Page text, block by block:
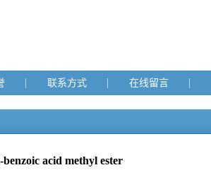
联系方式 在线留言
acid methyl ester